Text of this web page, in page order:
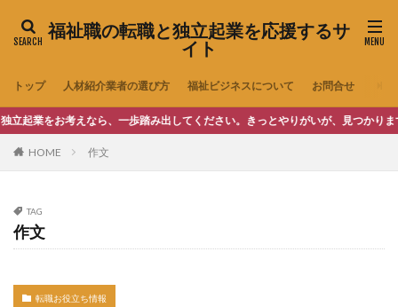
福祉職の転職と独立起業を応援するサ
イト
トップ 人材紹介業者の選び方 福祉ビジネスについて お問合せ
をお考えなら、一歩踏み出してください。きっとやりがいが、見つかります。
HOME 作文
TAG
作文
転職お役立ち情報